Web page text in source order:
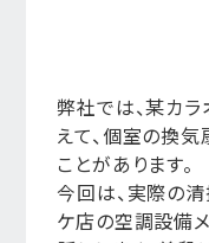
弊社では、某カ
えて、個室の換
ことがあります。
今回は、実際の
ケ店の空調設備